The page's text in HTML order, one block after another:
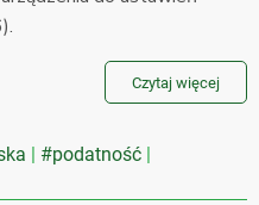
Czytaj więcej
#podatność